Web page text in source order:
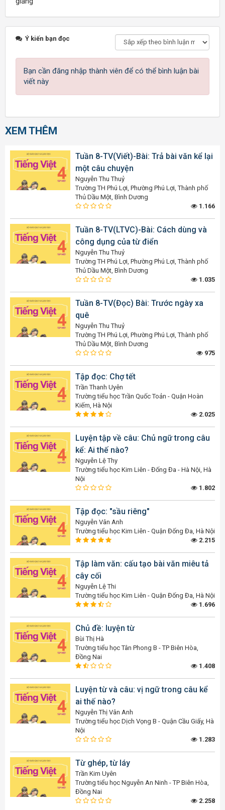
Ý kiến bạn đọc
Bạn cần đăng nhập thành viên để có thể bình luận bài
viết này
XEM THÊM
Tuần 8-TV(Viết)-Bài: Trả bài văn kể lại
một câu chuyện
Nguyễn Thu Thuỷ
Trường TH Phú Lợi, Phường Phú Lợi, Thành phố
Thủ Dầu Một, Bình Dương
1.166
Tuần 8-TV(LTVC)-Bài: Cách dùng và
công dụng của từ điển
Nguyễn Thu Thuỷ
Trường TH Phú Lợi, Phường Phú Lợi, Thành phố
Thủ Dầu Một, Bình Dương
1.035
Tuần 8-TV(Đọc) Bài: Trước ngày xa
quê
Nguyễn Thu Thuỷ
Trường TH Phú Lợi, Phường Phú Lợi, Thành phố
Thủ Dầu Một, Bình Dương
975
Tập đọc: Chợ tết
Trần Thanh Uyên
Trường tiểu học Trần Quốc Toản - Quận Hoàn
Kiếm, Hà Nội
2.025
Luyện tập về câu: Chủ ngữ trong câu
kể: Ai thế nào?
Nguyễn Lệ Thy
Trường tiểu học Kim Liên - Đống Đa - Hà Nội, Hà
Nội
1.802
Tập đọc: "sầu riêng"
Nguyễn Vân Anh
Trường tiểu học Kim Liên - Quận Đống Đa, Hà Nội
2.215
Tập làm văn: cấu tạo bài văn miêu tả
cây cối
Nguyễn Lệ Thi
Trường tiểu học Kim Liên - Quận Đống Đa, Hà Nội
1.696
Chủ đề: luyện từ
Bùi Thị Hà
Trường tiểu học Tân Phong B - TP Biên Hòa,
Đồng Nai
1.408
Luyện từ và câu: vị ngữ trong câu kể
ai thế nào?
Nguyễn Thị Vân Anh
Trường tiểu học Dịch Vọng B - Quận Cầu Giấy, Hà
Nội
1.283
Từ ghép, từ láy
Trần Kim Uyên
Trường tiểu học Nguyễn An Ninh - TP Biên Hòa,
Đồng Nai
2.258